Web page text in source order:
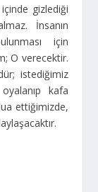
gizlediği
İnsanın
için
O verecektir.
istediğimiz
kafa
ettiğimizde,